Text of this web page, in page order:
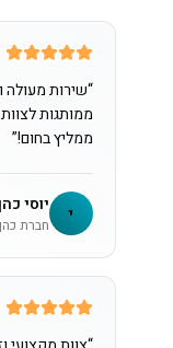
“שירות מעולה
ממותגות
ממליץ בחום!”
י יוסי
חברת